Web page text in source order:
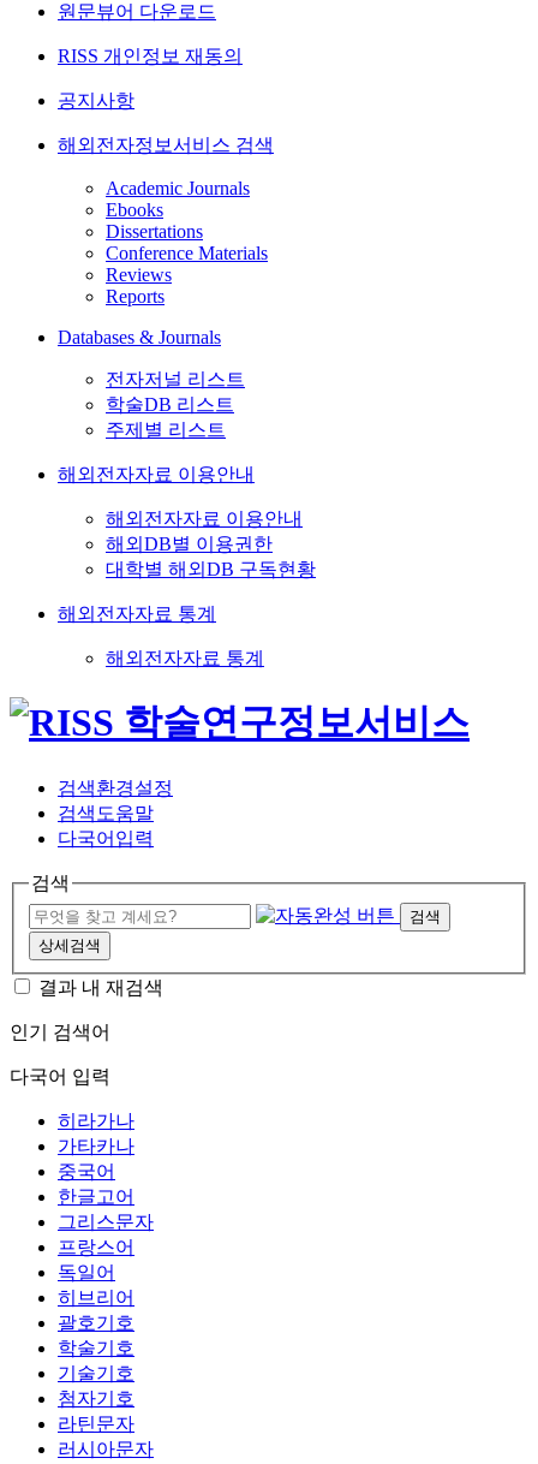
원문뷰어 다운로드
RISS 개인정보 재동의
공지사항
해외전자정보서비스 검색
Academic Journals
Ebooks
Dissertations
Conference Materials
Reviews
Reports
Databases & Journals
전자저널 리스트
학술DB 리스트
주제별 리스트
해외전자자료 이용안내
해외전자자료 이용안내
해외DB별 이용권한
대학별 해외DB 구독현황
해외전자자료 통계
해외전자자료 통계
검색환경설정
검색도움말
다국어입력
검색
검색
상세검색
결과 내 재검색
인기 검색어
다국어 입력
히라가나
가타카나
중국어
한글고어
그리스문자
프랑스어
독일어
히브리어
괄호기호
학술기호
기술기호
첨자기호
라틴문자
러시아문자